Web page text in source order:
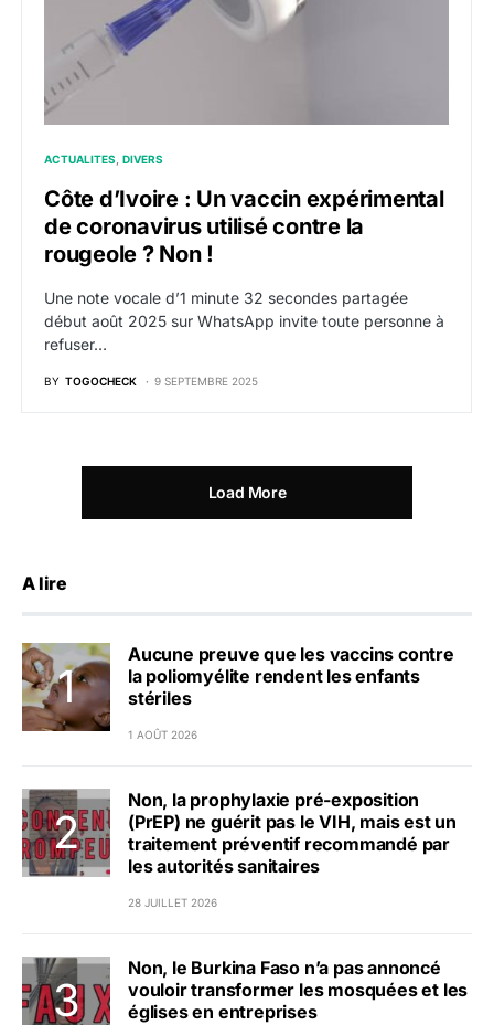
ACTUALITES DIVERS
Côte d’Ivoire : Un vaccin expérimental
de coronavirus utilisé contre la
rougeole ? Non !
Une note vocale d’1 minute 32 secondes partagée
début août 2025 sur WhatsApp invite toute personne à
refuser…
BY TOGOCHECK 9 SEPTEMBRE 2025
Load More
A lire
Aucune preuve que les vaccins contre
la poliomyélite rendent les enfants
stériles
1 AOÛT 2026
Non, la prophylaxie pré-exposition
(PrEP) ne guérit pas le VIH, mais est un
traitement préventif recommandé par
les autorités sanitaires
28 JUILLET 2026
Non, le Burkina Faso n’a pas annoncé
vouloir transformer les mosquées et les
églises en entreprises